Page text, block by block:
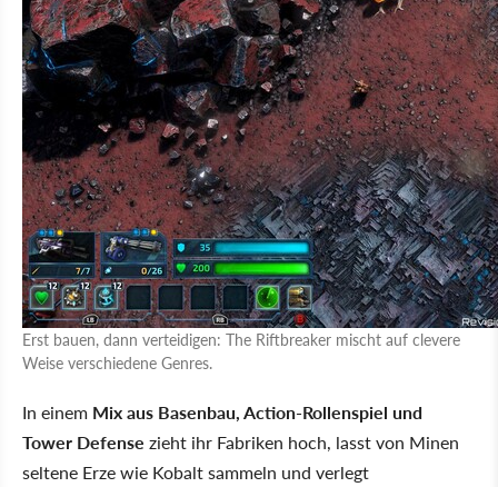
Erst bauen, dann verteidigen: The Riftbreaker mischt auf clevere
Weise verschiedene Genres.
In einem Mix aus Basenbau, Action-Rollenspiel und
Tower Defense zieht ihr Fabriken hoch, lasst von Minen
seltene Erze wie Kobalt sammeln und verlegt